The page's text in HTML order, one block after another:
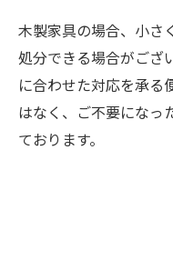
木製家具の場合、小さ
処分できる場合がござ
に合わせた対応を承る
はなく、ご不要になっ
ております。